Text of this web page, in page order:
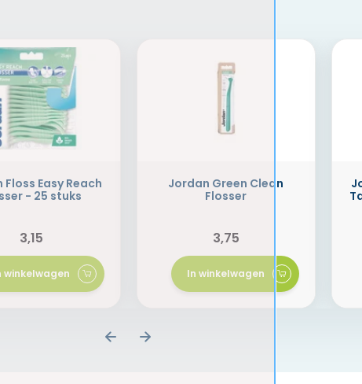
Easy Reach
- 25 stuks
3,15
winkelwagen
Jordan Green Clean
Flosser
3,75
In winkelwagen